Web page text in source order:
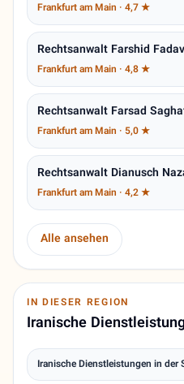
Frankfurt am Main · 4,7 ★
Rechtsanwalt Farshid
Frankfurt am Main · 4,8 ★
Rechtsanwalt Farsad
Frankfurt am Main · 5,0 ★
Rechtsanwalt Dianusch
Frankfurt am Main · 4,2 ★
Alle ansehen
IN DIESER REGION
Iranische
Iranische Dienstleistungen in der